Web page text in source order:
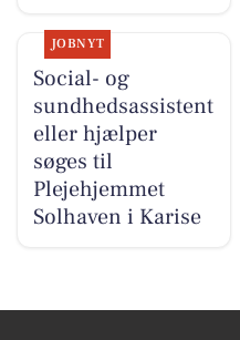
JOBNYT
Social- og
sundhedsassistent
eller hjælper
søges til
Plejehjemmet
Solhaven i Karise